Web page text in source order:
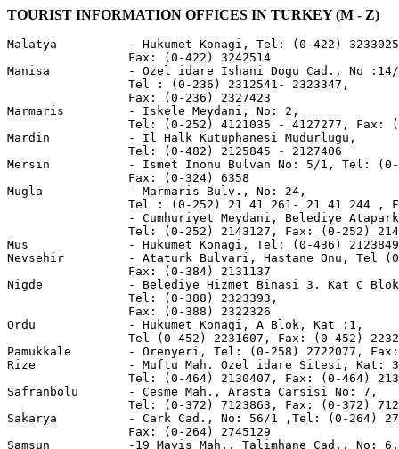
TOURIST INFORMATION OFFICES IN TURKEY (M - Z)
Malatya          - Hukumet Konagi, Tel: (0-422)
                 Fax: (0-422) 3242514
Manisa           - Ozel idare Ishani Dogu Cad., No
                 Tel : (0-236) 2312541- 2323347,
                 Fax: (0-236) 2327423
Marmaris         - Iskele Meydani, No: 2,
Tel: (0-252) 4121035 - 4127277, Fax:
Mardin           - Il Halk Kutuphanesi Mudurlugu,
                 Tel: (0-482) 2125845 - 2127406
Mersin           - Ismet Inonu Bulvan No: 5/1, Tel: (0-
                 Fax: (0-324) 6358
Mugla            - Marmaris Bulv., No: 24,
Tel : (0-252) 21 41 261- 21 41 244 ,
- Cumhuriyet Meydani, Belediye
Tel: (0-252) 2143127, Fax: (0-252)
Mus              - Hukumet Konagi, Tel: (0-436) 2123849
Nevsehir         - Ataturk Bulvari, Hastane Onu, Tel (0-
                 Fax: (0-384) 2131137
Nigde            - Belediye Hizmet Binasi 3. Kat C
                 Tel: (0-388) 2323393,
                 Fax: (0-388) 2322326
Ordu             - Hukumet Konagi, A Blok, Kat :1,
Tel (0-452) 2231607, Fax: (0-452)
Pamukkale        - Orenyeri, Tel: (0-258) 2722077, Fax:
Rize             - Muftu Mah. Ozel idare Sitesi, Kat:
Tel: (0-464) 2130407, Fax: (0-464)
Safranbolu       - Cesme Mah., Arasta Carsisi No: 7,
Tel: (0-372) 7123863, Fax: (0-372)
Sakarya          - Cark Cad., No: 56/1 ,Tel: (0-264)
                 Fax: (0-264) 2745129
Samsun           -19 Mayis Mah., Talimhane Cad., No: 6,